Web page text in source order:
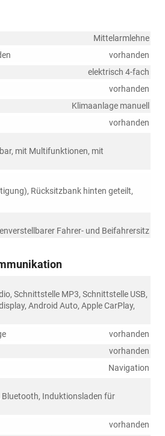
Mittelarmlehne
vorhanden
elektrisch 4-fach
vorhanden
Klimaanlage manuell
vorhanden
mit Multifunktionen, mit
Rücksitzbank hinten geteilt,
Fahrer- und Beifahrersitz
Schnittstelle MP3, Schnittstelle USB,
Android Auto, Apple CarPlay,
vorhanden
vorhanden
Navigation
Induktionsladen für
vorhanden